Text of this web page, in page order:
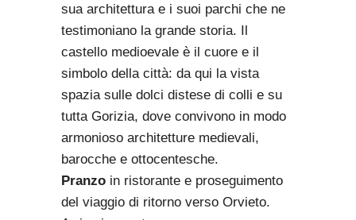
sua architettura e i suoi parchi che ne
testimoniano la grande storia. Il
castello medioevale è il cuore e il
simbolo della città: da qui la vista
spazia sulle dolci distese di colli e su
tutta Gorizia, dove convivono in modo
armonioso architetture medievali,
barocche e ottocentesche.
Pranzo in ristorante e proseguimento
del viaggio di ritorno verso Orvieto.